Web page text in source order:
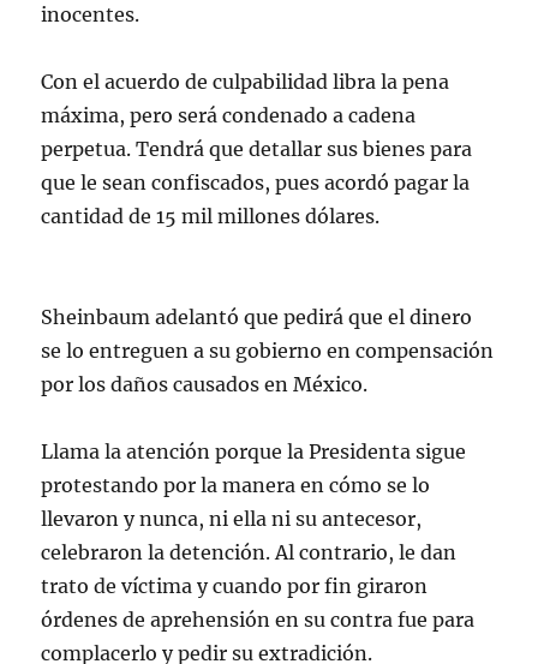
inocentes.
Con el acuerdo de culpabilidad libra la pena
máxima, pero será condenado a cadena
perpetua. Tendrá que detallar sus bienes para
que le sean confiscados, pues acordó pagar la
cantidad de 15 mil millones dólares.
Sheinbaum adelantó que pedirá que el dinero
se lo entreguen a su gobierno en compensación
por los daños causados en México.
Llama la atención porque la Presidenta sigue
protestando por la manera en cómo se lo
llevaron y nunca, ni ella ni su antecesor,
celebraron la detención. Al contrario, le dan
trato de víctima y cuando por fin giraron
órdenes de aprehensión en su contra fue para
complacerlo y pedir su extradición.